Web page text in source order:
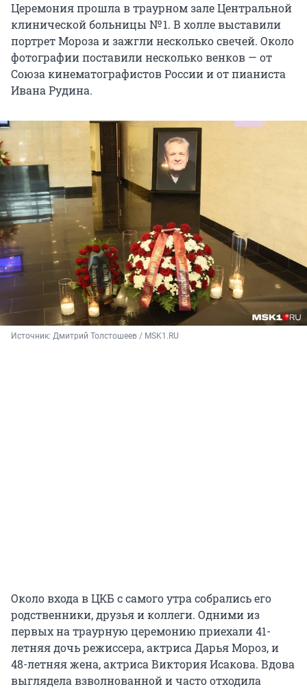
Церемония прошла в траурном зале Центральной
клинической больницы № 1. В холле выставили
портрет Мороза и зажгли несколько свечей. Около
фотографии поставили несколько венков — от
Союза кинематографистов России и от пианиста
Ивана Рудина.
Источник: Дмитрий Толстошеев / MSK1.RU
Около входа в ЦКБ с самого утра собрались его
родственники, друзья и коллеги. Одними из
первых на траурную церемонию приехали 41-
летняя дочь режиссера, актриса Дарья Мороз, и
48-летняя жена, актриса Виктория Исакова. Вдова
выглядела взволнованной и часто отходила